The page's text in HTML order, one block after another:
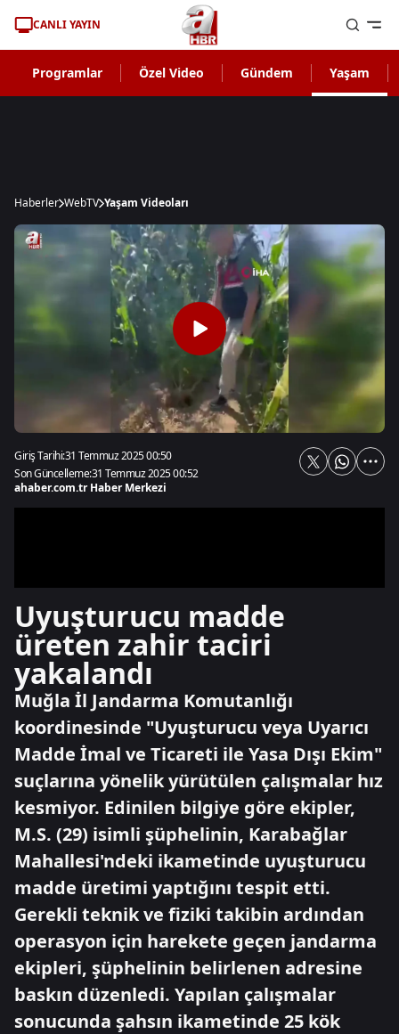
CANLI YAYIN
Programlar Özel Video Gündem Yaşam
Haberler WebTV Yaşam Videoları
Giriş Tarihi:31 Temmuz 2025 00:50
Son Güncelleme:31 Temmuz 2025 00:52
ahaber.com.tr Haber Merkezi
Uyuşturucu madde
üreten zahir taciri
yakalandı
Muğla İl Jandarma Komutanlığı
koordinesinde "Uyuşturucu veya Uyarıcı
Madde İmal ve Ticareti ile Yasa Dışı Ekim"
suçlarına yönelik yürütülen çalışmalar hız
kesmiyor. Edinilen bilgiye göre ekipler,
M.S. (29) isimli şüphelinin, Karabağlar
Mahallesi'ndeki ikametinde uyuşturucu
madde üretimi yaptığını tespit etti.
Gerekli teknik ve fiziki takibin ardından
operasyon için harekete geçen jandarma
ekipleri, şüphelinin belirlenen adresine
baskın düzenledi. Yapılan çalışmalar
sonucunda şahsın ikametinde 25 kök